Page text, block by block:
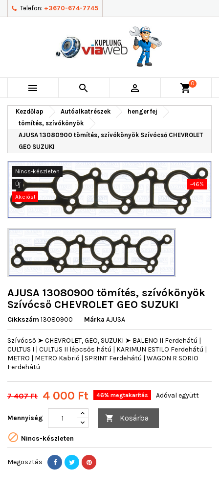
Telefon: +3670-674-7745
   shopping_cart0
Kezdőlap Autóalkatrészek
hengerfej
tömítés, szívókönyök
AJUSA 13080900 tömítés, szívókönyök Szívócső CHEVROLET
GEO SUZUKI
Nincs-készleten
Új
-46%
Akciós!
AJUSA 13080900 tömítés, szívókönyök
Szívócső CHEVROLET GEO SUZUKI
Cikkszám 13080900 Márka AJUSA
Szívócső ➤ CHEVROLET, GEO, SUZUKI ➤ BALENO II Ferdehátú |
CULTUS I | CULTUS II lépcsős hátú | KARIMUN ESTILO Ferdehátú |
METRO | METRO Kabrió | SPRINT Ferdehátú | WAGON R SORIO
Ferdehátú
7 407 Ft 4 000 Ft 46% megtakarítás Adóval együtt
Mennyiség  Kosárba
 Nincs-készleten
Megosztás